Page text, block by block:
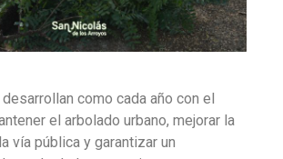
como cada año con el
el arbolado urbano, mejorar la
vía pública y garantizar un